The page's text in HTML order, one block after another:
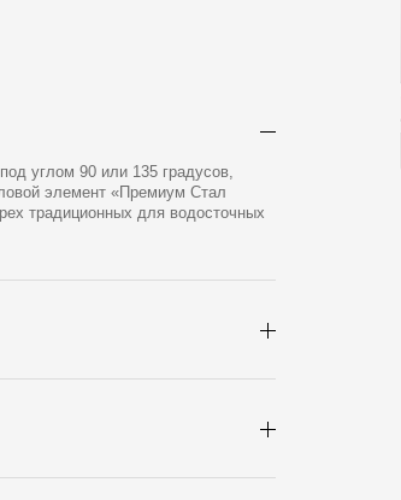
углом 90 или 135 градусов,
элемент «Премиум Стал
традиционных для водосточных